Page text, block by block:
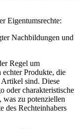
Eigentumsrechte:
Nachbildungen und
Regel um
Produkte, die
Artikel sind. Diese
oder charakteristische
was zu potenziellen
des Rechteinhabers